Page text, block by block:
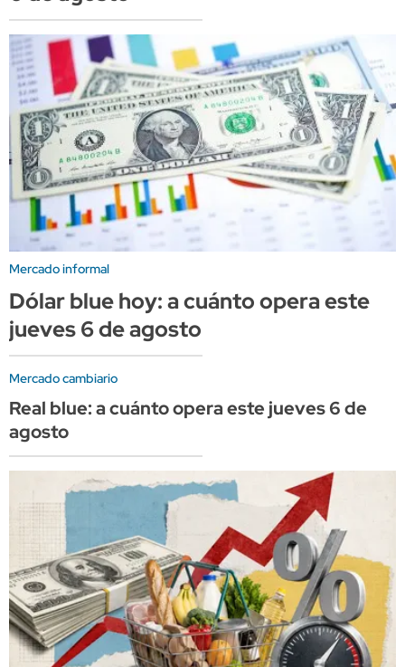
Mercado informal
Dólar blue hoy: a cuánto opera este
jueves 6 de agosto
Mercado cambiario
Real blue: a cuánto opera este jueves 6 de
agosto